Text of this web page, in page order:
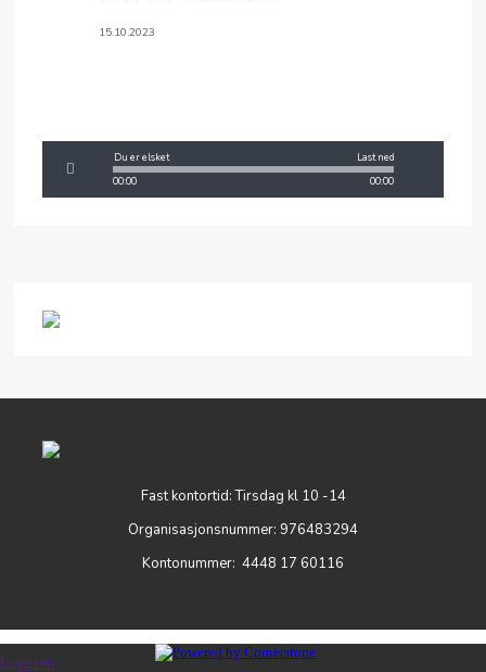
15.10.2023
00:00 00:00
Du er elsket Last ned
Fast kontortid: Tirsdag kl 10 -14
Organisasjonsnummer: 976483294
Kontonummer: 4448 17 60116
Logg inn